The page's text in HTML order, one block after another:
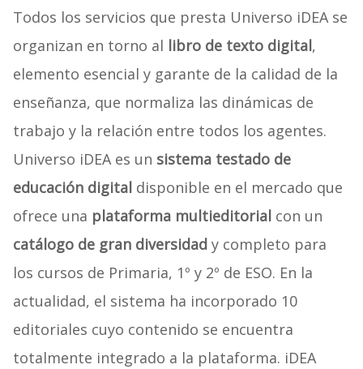
Todos los servicios que presta Universo iDEA se
organizan en torno al libro de texto digital,
elemento esencial y garante de la calidad de la
enseñanza, que normaliza las dinámicas de
trabajo y la relación entre todos los agentes.
Universo iDEA es un sistema testado de
educación digital disponible en el mercado que
ofrece una plataforma multieditorialcon un
catálogo de gran diversidady completo para
los cursos de Primaria, 1º y 2º de ESO. En la
actualidad, el sistema ha incorporado 10
editoriales cuyo contenido se encuentra
totalmente integrado a la plataforma. iDEA